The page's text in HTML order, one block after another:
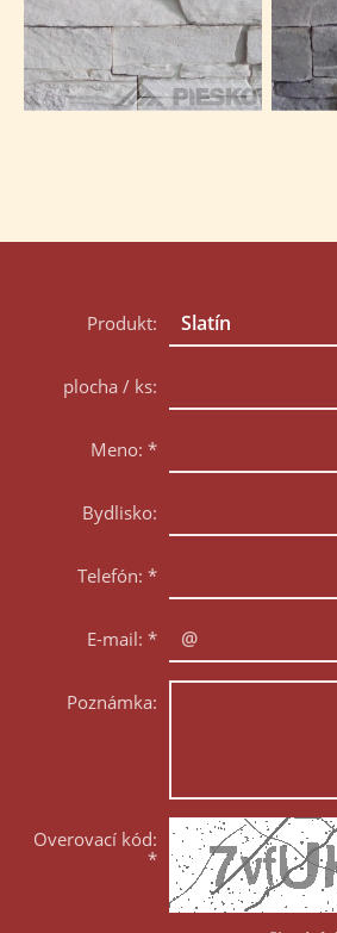
Produkt:
plocha / ks:
Meno: *
Bydlisko:
Telefón: *
E-mail: *
Poznámka:
Overovací kód:
*